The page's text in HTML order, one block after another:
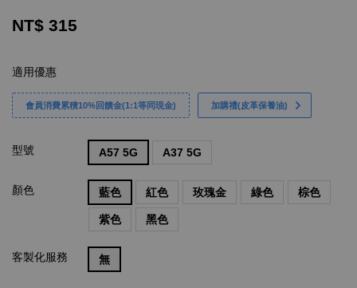
NT$ 315
適用優惠
會員消費累積10%回饋金(1:1等同現金) 加購禮(皮革保養油)
型號 A57 5G A37 5G
顏色 藍色 紅色 玫瑰金 綠色 棕色
紫色 黑色
客製化服務 無